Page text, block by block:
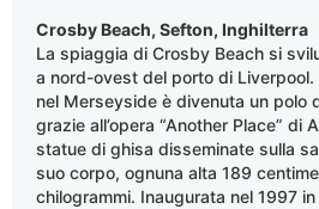
Crosby Beach, Sefton, Inghilterra
La spiaggia di Crosby Beach si
a nord-ovest del porto di
nel Merseyside è divenuta un polo
grazie all’opera “Another Place” di
statue di ghisa disseminate sulla
suo corpo, ognuna alta 189
chilogrammi. Inaugurata nel 1997